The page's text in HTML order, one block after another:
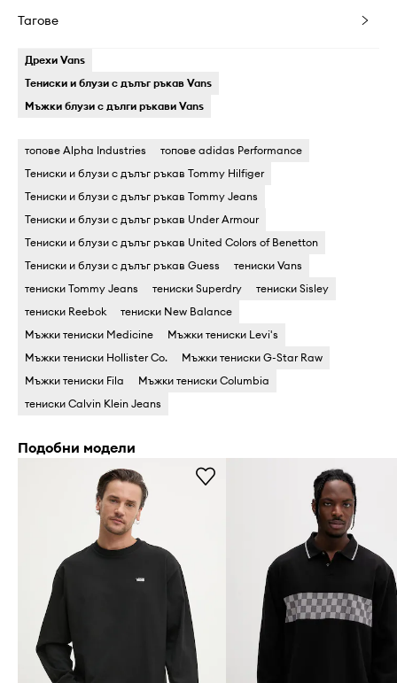
Тагове
Дрехи Vans
Тениски и блузи с дълъг ръкав Vans
Мъжки блузи с дълги ръкави Vans
топове Alpha Industries
топове adidas Performance
Тениски и блузи с дълъг ръкав Tommy Hilfiger
Тениски и блузи с дълъг ръкав Tommy Jeans
Тениски и блузи с дълъг ръкав Under Armour
Тениски и блузи с дълъг ръкав United Colors of Benetton
Тениски и блузи с дълъг ръкав Guess
тениски Vans
тениски Tommy Jeans
тениски Superdry
тениски Sisley
тениски Reebok
тениски New Balance
Мъжки тениски Medicine
Мъжки тениски Levi's
Мъжки тениски Hollister Co.
Мъжки тениски G-Star Raw
Мъжки тениски Fila
Мъжки тениски Columbia
тениски Calvin Klein Jeans
Подобни модели